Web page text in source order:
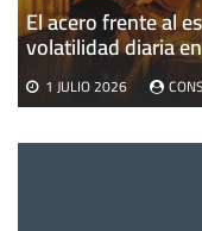
El acero frente al
volatilidad diaria
1 JULIO 2026